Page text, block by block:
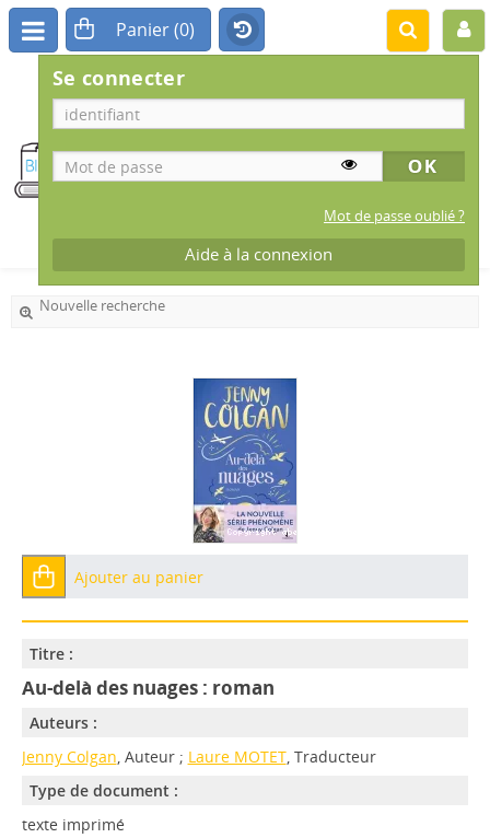
BIBLIOTHÈQUE
MUNICIPALE
Se connecter
Mot de passe oublié ?
Aide à la connexion
Nouvelle recherche
Ajouter au panier
Titre :
Au-delà des nuages : roman
Auteurs :
Jenny Colgan, Auteur ; Laure MOTET, Traducteur
Type de document :
texte imprimé